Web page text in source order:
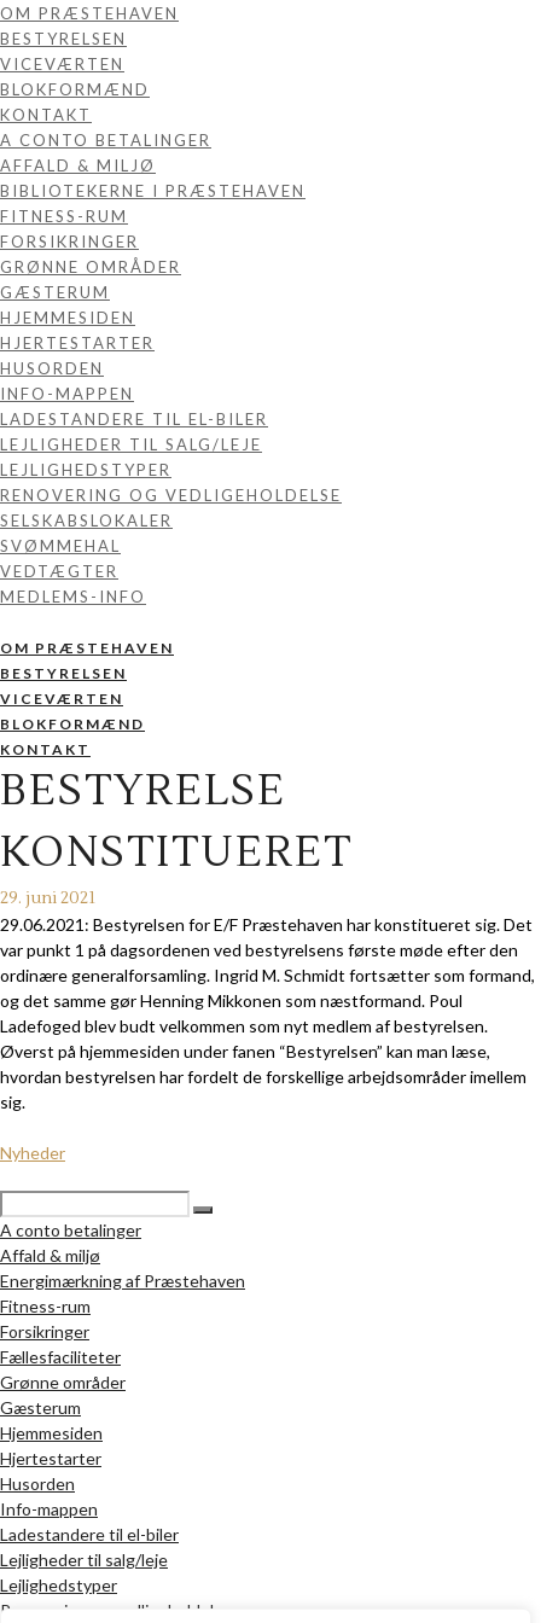
OM PRÆSTEHAVEN
BESTYRELSEN
VICEVÆRTEN
BLOKFORMÆND
KONTAKT
A CONTO BETALINGER
AFFALD & MILJØ
BIBLIOTEKERNE I PRÆSTEHAVEN
FITNESS-RUM
FORSIKRINGER
GRØNNE OMRÅDER
GÆSTERUM
HJEMMESIDEN
HJERTESTARTER
HUSORDEN
INFO-MAPPEN
LADESTANDERE TIL EL-BILER
LEJLIGHEDER TIL SALG/LEJE
LEJLIGHEDSTYPER
RENOVERING OG VEDLIGEHOLDELSE
SELSKABSLOKALER
SVØMMEHAL
VEDTÆGTER
MEDLEMS-INFO
OM PRÆSTEHAVEN
BESTYRELSEN
VICEVÆRTEN
BLOKFORMÆND
KONTAKT
BESTYRELSE
KONSTITUERET
29. juni 2021
29.06.2021: Bestyrelsen for E/F Præstehaven har konstitueret sig. Det
var punkt 1 på dagsordenen ved bestyrelsens første møde efter den
ordinære generalforsamling. Ingrid M. Schmidt fortsætter som formand,
og det samme gør Henning Mikkonen som næstformand. Poul
Ladefoged blev budt velkommen som nyt medlem af bestyrelsen.
Øverst på hjemmesiden under fanen “Bestyrelsen” kan man læse,
hvordan bestyrelsen har fordelt de forskellige arbejdsområder imellem
sig.
Nyheder
A conto betalinger
Affald & miljø
Energimærkning af Præstehaven
Fitness-rum
Forsikringer
Fællesfaciliteter
Grønne områder
Gæsterum
Hjemmesiden
Hjertestarter
Husorden
Info-mappen
Ladestandere til el-biler
Lejligheder til salg/leje
Lejlighedstyper
Renovering og vedligeholdelse